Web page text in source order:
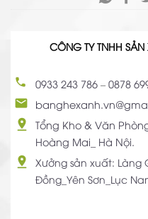
CÔNG TY TNHH
0933 243 786 – 0878
Tổng Kho & Văn
Hoàng Mai_ Hà Nội.
Xưởng sản xuất: Làng
Đồng_Yên Sơn_Lục